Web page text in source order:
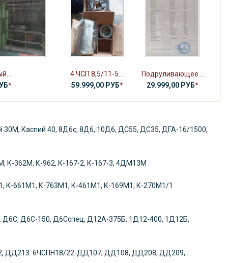
*
4 ЧСП 8,5/11-5...
59.999,00 РУБ*
Подруливающее...
29.999,00 РУБ*
Каспий 40, 8Д6с, 8Д6, 10Д6, ДС55, ДС35, ДГА-16/1500,
К-362М, К-962, К-167-2, К-167-3, 4ДМ13М
К-661М1, К-763М1, К-461М1, К-169М1, К-270М1/1
Д6С-150, Д6Сспец, Д12А-375Б, 1Д12-400, 1Д12Б,
ДД213 6ЧСПН18/22-ДД107, ДД108, ДД208, ДД209,